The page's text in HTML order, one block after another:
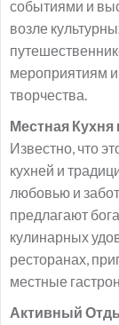
событиями и
возле
мероприятиям
творчества.
Местная
Известно, что
кухней и
любовью и
предлагают
кулинарных
ресторанах,
местные
Активный